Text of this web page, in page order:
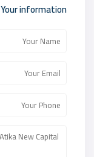
Your information